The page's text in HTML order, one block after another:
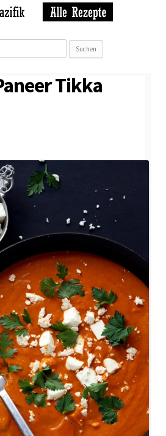
Tikka